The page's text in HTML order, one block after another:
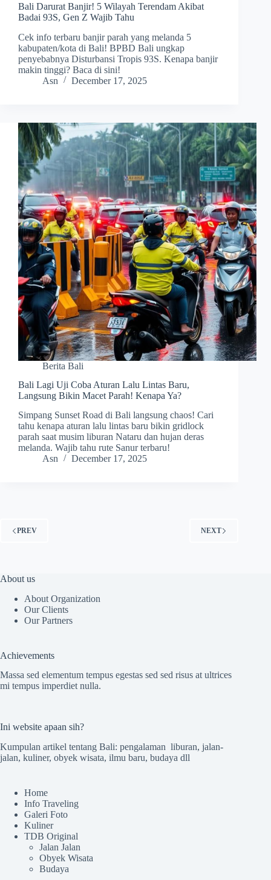
Bali Darurat Banjir! 5 Wilayah Terendam Akibat
Badai 93S, Gen Z Wajib Tahu
Cek info terbaru banjir parah yang melanda 5
kabupaten/kota di Bali! BPBD Bali ungkap
penyebabnya Disturbansi Tropis 93S. Kenapa banjir
makin tinggi? Baca di sini!
Asn
December 17, 2025
Berita Bali
Bali Lagi Uji Coba Aturan Lalu Lintas Baru,
Langsung Bikin Macet Parah! Kenapa Ya?
Simpang Sunset Road di Bali langsung chaos! Cari
tahu kenapa aturan lalu lintas baru bikin gridlock
parah saat musim liburan Nataru dan hujan deras
melanda. Wajib tahu rute Sanur terbaru!
Asn
December 17, 2025
PREV NEXT
About us
About Organization
Our Clients
Our Partners
Achievements
Massa sed elementum tempus egestas sed sed risus at ultrices
mi tempus imperdiet nulla.
Ini website apaan sih?
Kumpulan artikel tentang Bali: pengalaman liburan, jalan-
jalan, kuliner, obyek wisata, ilmu baru, budaya dll
Home
Info Traveling
Galeri Foto
Kuliner
TDB Original
Jalan Jalan
Obyek Wisata
Budaya